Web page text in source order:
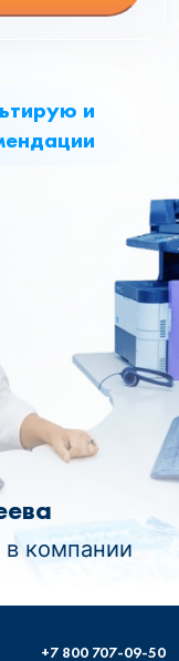
и
в компании
+7 800 707-09-50